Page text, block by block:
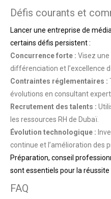
Défis courants et
Lancer une entreprise de
certains défis persistent :
Concurrence forte : Visez
différenciation et l’excellence
Contraintes réglementaires :
évolutions en consultant
Recrutement des talents :
les ressources RH de Dubaï.
Évolution technologique :
continue et l’amélioration des
Préparation, conseil
sont essentiels pour la réussite
FAQ